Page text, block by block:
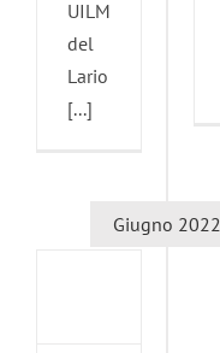
UILM
del
Lario
[...]
Giugno 2022